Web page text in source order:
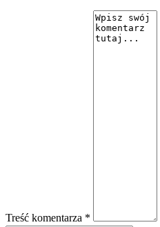
Treść komentarza *